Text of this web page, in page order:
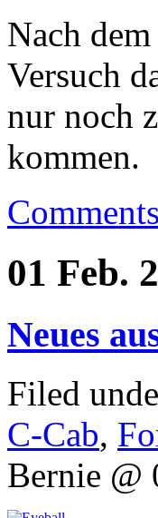
Nach
Versuch
nur noch
kommen.
01 Feb.
Neues
Filed
C-Cab,
Bernie @